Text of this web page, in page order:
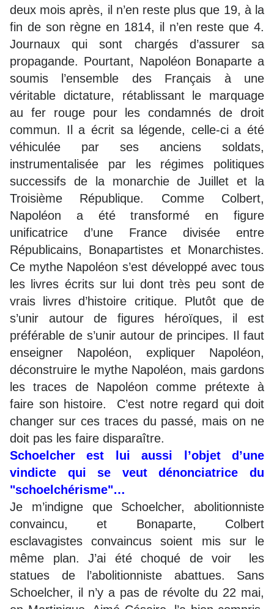
deux mois après, il n’en reste plus que 19, à la
fin de son règne en 1814, il n’en reste que 4.
Journaux qui sont chargés d’assurer sa
propagande. Pourtant, Napoléon Bonaparte a
soumis l’ensemble des Français à une
véritable dictature, rétablissant le marquage
au fer rouge pour les condamnés de droit
commun. Il a écrit sa légende, celle-ci a été
véhiculée par ses anciens soldats,
instrumentalisée par les régimes politiques
successifs de la monarchie de Juillet et la
Troisième République. Comme Colbert,
Napoléon a été transformé en figure
unificatrice d’une France divisée entre
Républicains, Bonapartistes et Monarchistes.
Ce mythe Napoléon s’est développé avec tous
les livres écrits sur lui dont très peu sont de
vrais livres d’histoire critique. Plutôt que de
s’unir autour de figures héroïques, il est
préférable de s’unir autour de principes. Il faut
enseigner Napoléon, expliquer Napoléon,
déconstruire le mythe Napoléon, mais gardons
les traces de Napoléon comme prétexte à
faire son histoire. C’est notre regard qui doit
changer sur ces traces du passé, mais on ne
doit pas les faire disparaître.
Schoelcher est lui aussi l’objet d’une
vindicte qui se veut dénonciatrice du
"schoelchérisme"…
Je m’indigne que Schoelcher, abolitionniste
convaincu, et Bonaparte, Colbert
esclavagistes convaincus soient mis sur le
même plan. J’ai été choqué de voir les
statues de l’abolitionniste abattues. Sans
Schoelcher, il n’y a pas de révolte du 22 mai,